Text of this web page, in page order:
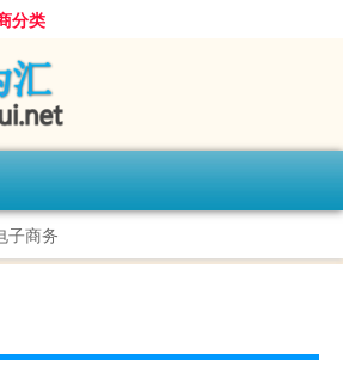
分类
子商务